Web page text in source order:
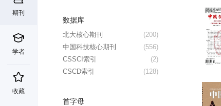
期刊
学者
收藏
数据库
(200)
北大核心期刊
(556)
中国科技核心期刊
(2)
CSSCI索引
(128)
CSCD索引
首字母